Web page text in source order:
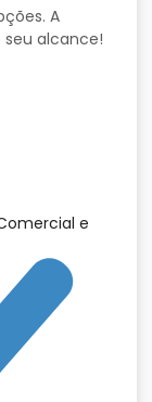
A
seu alcance!
e